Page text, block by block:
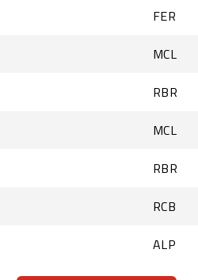
FER
MCL
RBR
MCL
RBR
RCB
ALP